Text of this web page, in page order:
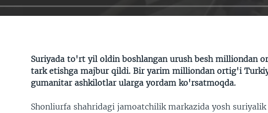
Suriyada to'rt yil oldin boshlangan urush besh milliondan
tark etishga majbur qildi. Bir yarim milliondan ortig'i
gumanitar ashkilotlar ularga yordam ko'rsatmoqda.
Shonliurfa shahridagi jamoatchilik markazida yosh